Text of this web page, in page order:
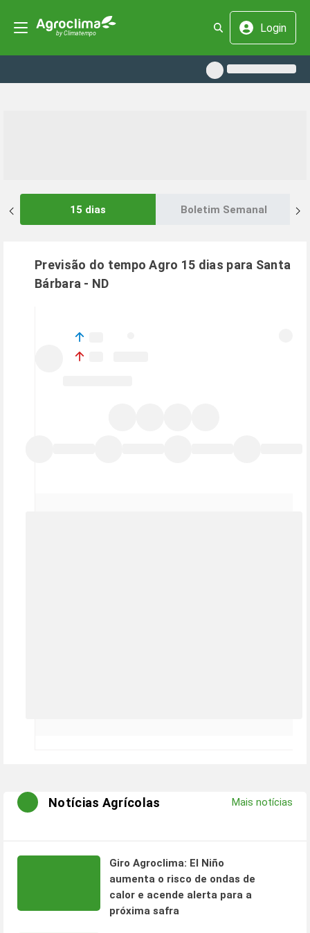
Login
15 dias Boletim Semanal
Previsão do tempo Agro 15 dias para Santa
Bárbara - ND
Notícias Agrícolas Mais notícias
Giro Agroclima: El Niño
aumenta o risco de ondas de
calor e acende alerta para a
próxima safra